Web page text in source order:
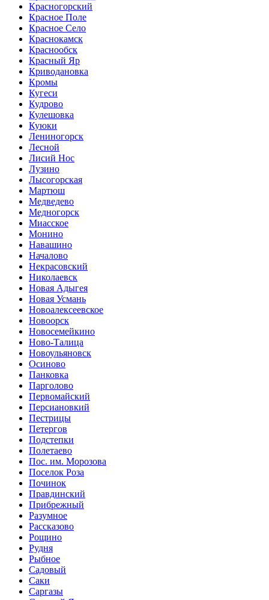
Красногорский
Красное Поле
Красное Село
Краснокамск
Краснообск
Красный Яр
Криводановка
Кромы
Кугеси
Кудрово
Кулешовка
Куюки
Лениногорск
Лесной
Лисий Нос
Лузино
Лысогорская
Мартюш
Медведево
Медногорск
Миасское
Монино
Навашино
Началово
Некрасовский
Николаевск
Новая Адыгея
Новая Усмань
Новоалексеевское
Новоорск
Новосемейкино
Ново-Талица
Новоульяновск
Осиново
Панковка
Парголово
Первомайский
Персиановкий
Пестрицы
Петергов
Подстепки
Полетаево
Пос. им. Морозова
Поселок Роза
Починок
Правдинский
Прибрежный
Разумное
Рассказово
Рощино
Рудня
Рыбное
Садовый
Саки
Саргазы